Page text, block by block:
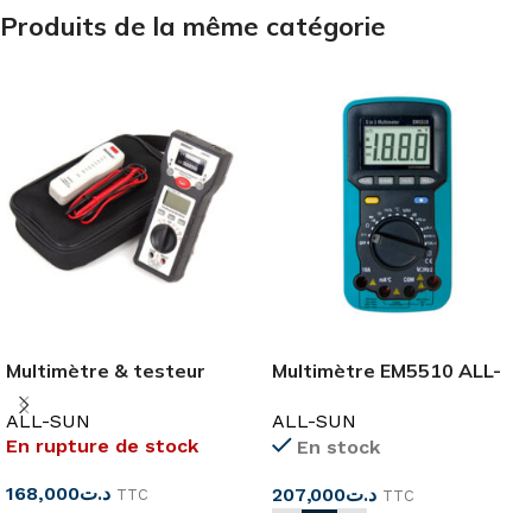
Produits de la même catégorie
Multimètre & testeur
réseau EM3641 ALL-SUN
ALL-SUN
En rupture de stock
د.ت168,000
TTC
Multimètre EM5510 ALL-
ALL-SUN
En stock
د.ت207,000 TTC